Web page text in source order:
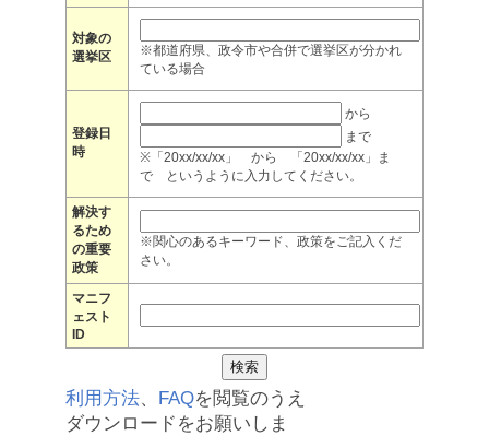
対象の
選挙区
※都道府県、政令市や合併で選挙区が分かれ
ている場合
登録日
時
から
まで
※「20xx/xx/xx」 から 「20xx/xx/xx」ま
で というように入力してください。
解決す
るため
の重要
政策
※関心のあるキーワード、政策をご記入くだ
さい。
マニフ
ェスト
ID
利用方法、 FAQを閲覧のうえ
ダウンロードをお願いしま